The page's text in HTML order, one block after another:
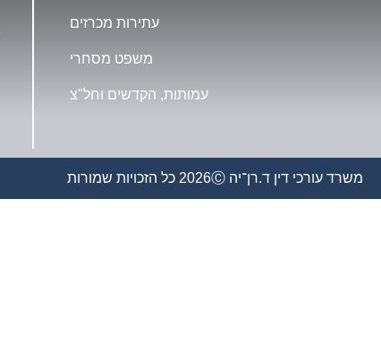
עתירות מכרזים
משפט מסחרי
עמותות, הקדשים וחל"צ
משרד עורכי דין ד.רן־יה 2026Ⓒ כל הזכויות שמורות